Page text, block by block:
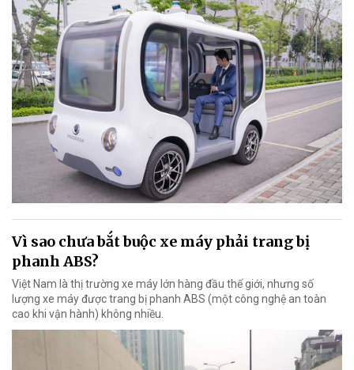
Vì sao chưa bắt buộc xe máy phải trang bị
phanh ABS?
Việt Nam là thị trường xe máy lớn hàng đầu thế giới, nhưng số
lượng xe máy được trang bị phanh ABS (một công nghệ an toàn
cao khi vận hành) không nhiều.